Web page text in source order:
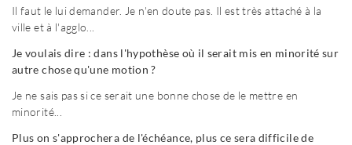
Il faut le lui demander. Je n'en doute pas. Il est très attaché à la
ville et à l'agglo...
Je voulais dire : dans l'hypothèse où il serait mis en minorité sur
autre chose qu'une motion ?
Je ne sais pas si ce serait une bonne chose de le mettre en
minorité...
Plus on s'approchera de l'échéance, plus ce sera difficile de